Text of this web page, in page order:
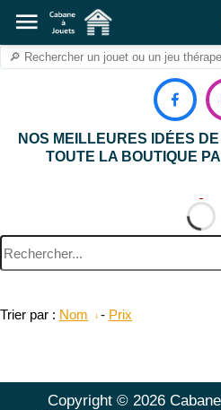

NOS MEILLEURES IDÉES
TOUTE LA BOUTIQUE
Trier par : Nom - Prix
Copyright © 2026
menu